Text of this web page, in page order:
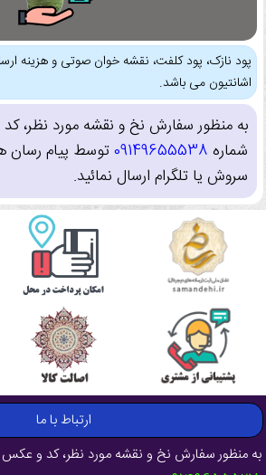
پود نازک، پود کلفت، نقشه خوان صوتی و هزینه
اشانتیون می باشد.
به منظور سفارش نخ و نقشه مورد نظر،
شماره 09149655538توسط پیام رسان
سروش یا تلگرام ارسال نمائید.
ارتباط با ما
به منظور سفارش نخ و نقشه مورد نظر، کد و عکس